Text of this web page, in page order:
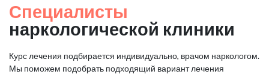
Специалисты
наркологической клиники
Курс лечения подбирается индивидуально, врачом наркологом.
Мы поможем подобрать подходящий вариант лечения